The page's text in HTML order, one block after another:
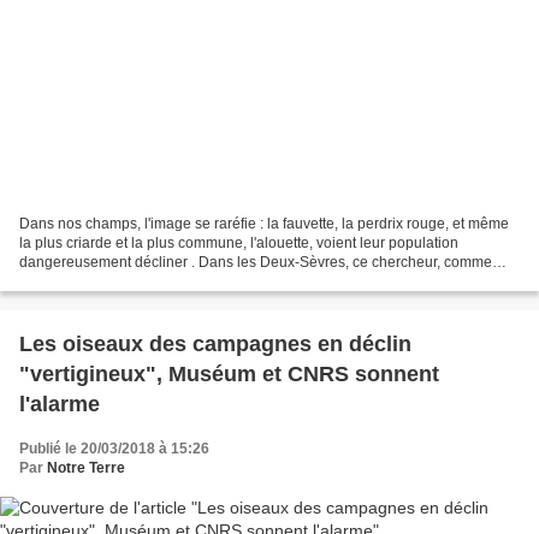
Dans nos champs, l'image se raréfie : la fauvette, la perdrix rouge, et même
la plus criarde et la plus commune, l'alouette, voient leur population
dangereusement décliner . Dans les Deux-Sèvres, ce chercheur, comme
Les oiseaux des campagnes en déclin
"vertigineux", Muséum et CNRS sonnent
l'alarme
Publié le 20/03/2018 à 15:26
Par Notre Terre